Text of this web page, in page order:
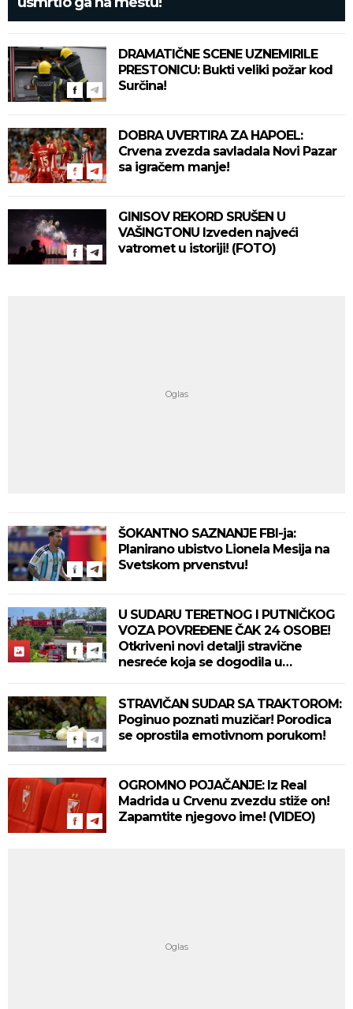
DRAMATIČNE SCENE UZNEMIRILE
PRESTONICU: Bukti veliki požar kod
Surčina!
DOBRA UVERTIRA ZA HAPOEL:
Crvena zvezda savladala Novi Pazar
sa igračem manje!
GINISOV REKORD SRUŠEN U
VAŠINGTONU Izveden najveći
vatromet u istoriji! (FOTO)
ŠOKANTNO SAZNANJE FBI-ja:
Planirano ubistvo Lionela Mesija na
Svetskom prvenstvu!
U SUDARU TERETNOG I PUTNIČKOG
VOZA POVREĐENE ČAK 24 OSOBE!
Otkriveni novi detalji stravične
nesreće koja se dogodila u
STRAVIČAN SUDAR SA TRAKTOROM:
Poginuo poznati muzičar! Porodica
se oprostila emotivnom porukom!
OGROMNO POJAČANJE: Iz Real
Madrida u Crvenu zvezdu stiže on!
Zapamtite njegovo ime! (VIDEO)